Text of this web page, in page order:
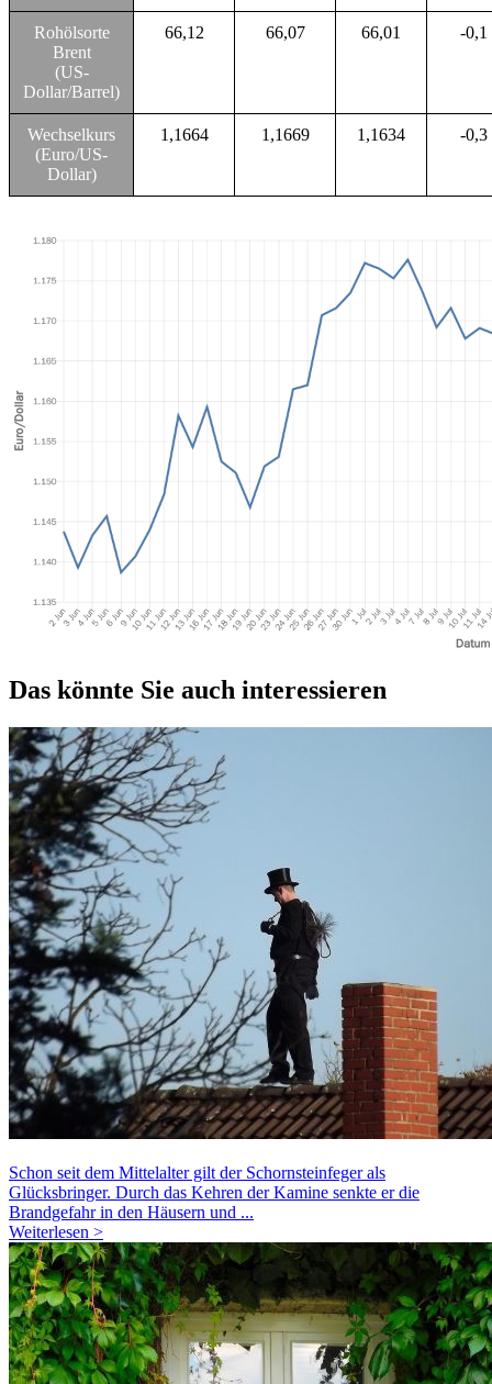
Rohölsorte
Brent
(US-
Dollar/Barrel)
66,12 66,07 66,01 -0,1
Wechselkurs
(Euro/US-
Dollar)
1,1664 1,1669 1,1634 -0,3
Das könnte Sie auch interessieren
Schon seit dem Mittelalter gilt der Schornsteinfeger als
Glücksbringer. Durch das Kehren der Kamine senkte er die
Brandgefahr in den Häusern und ...
Weiterlesen >